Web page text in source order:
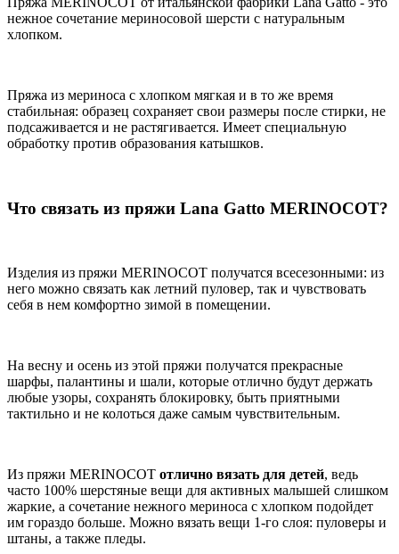
нежное сочетание мериносовой шерсти с натуральным
хлопком.
Пряжа из мериноса с хлопком мягкая и в то же время
стабильная: образец сохраняет свои размеры после стирки, не
подсаживается и не растягивается. Имеет специальную
обработку против образования катышков.
Что связать из пряжи Lana Gatto MERINOCOT?
Изделия из пряжи MERINOCOT получатся всесезонными: из
него можно связать как летний пуловер, так и чувствовать
себя в нем комфортно зимой в помещении.
На весну и осень из этой пряжи получатся прекрасные
шарфы, палантины и шали, которые отлично будут держать
любые узоры, сохранять блокировку, быть приятными
тактильно и не колоться даже самым чувствительным.
Из пряжи MERINOCOT отлично вязать для детей, ведь
часто 100% шерстяные вещи для активных малышей слишком
жаркие, а сочетание нежного мериноса с хлопком подойдет
им гораздо больше. Можно вязать вещи 1-го слоя: пуловеры и
штаны, а также пледы.